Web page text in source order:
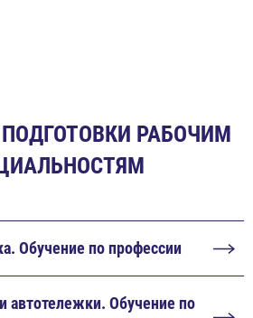
РАБОЧИМ
Обучение по профессии
автотележки. Обучение по